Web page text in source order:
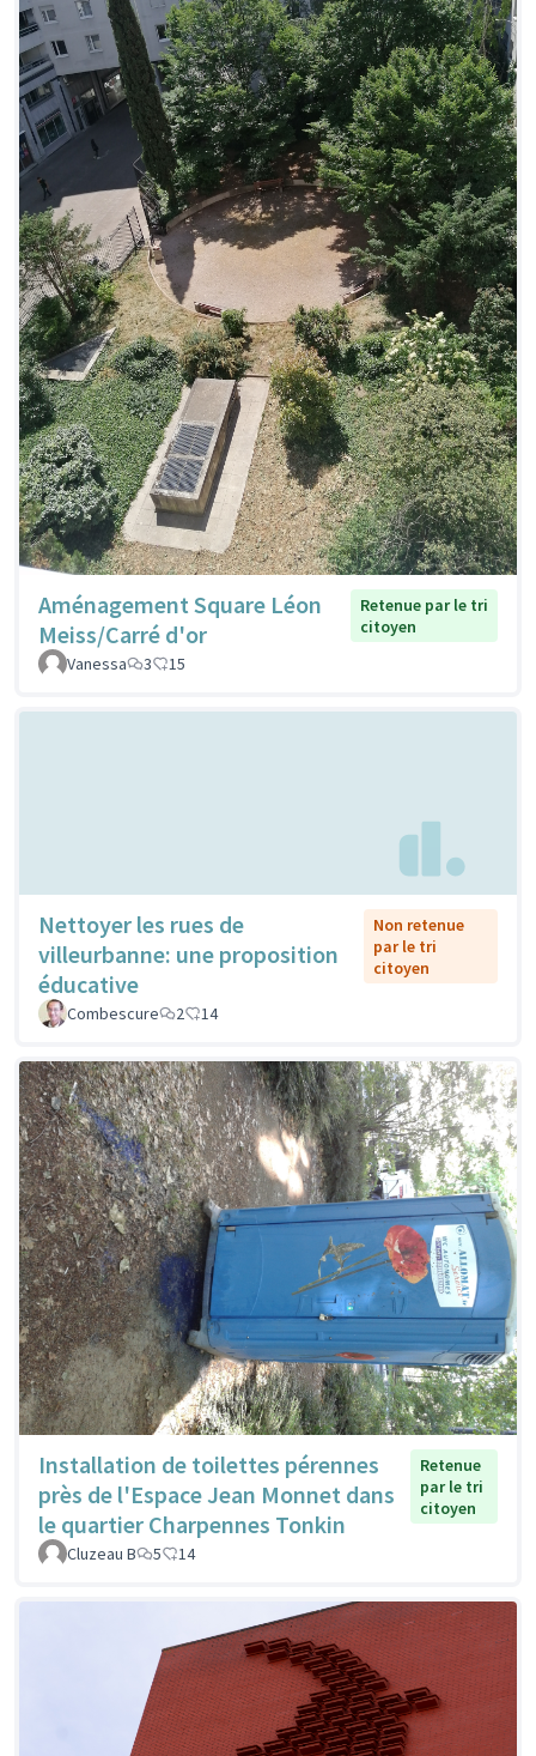
Aménagement Square Léon
Meiss/Carré d'or
Retenue par le tri
citoyen
Vanessa
3 15
Nettoyer les rues de
villeurbanne: une proposition
éducative
Non retenue
par le tri
citoyen
Combescure 2 14
Installation de toilettes pérennes
près de l'Espace Jean Monnet dans
le quartier Charpennes Tonkin
Retenue
par le tri
citoyen
Cluzeau B 5 14